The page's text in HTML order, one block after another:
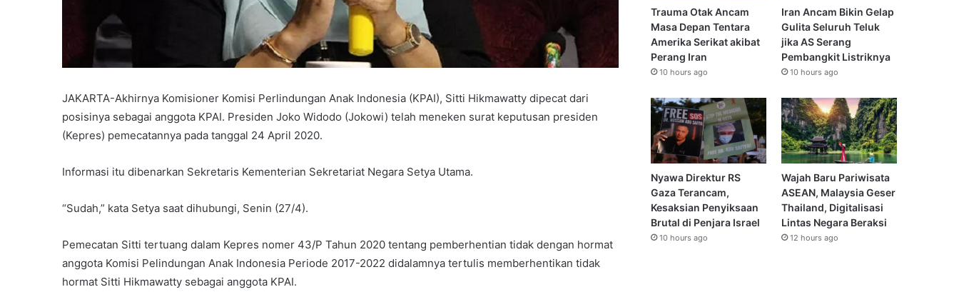
JAKARTA-Akhirnya Komisioner Komisi Perlindungan Anak Indonesia (KPAI), Sitti Hikmawatty dipecat dari
posisinya sebagai anggota KPAI. Presiden Joko Widodo (Jokowi) telah meneken surat keputusan presiden
(Kepres) pemecatannya pada tanggal 24 April 2020.
Informasi itu dibenarkan Sekretaris Kementerian Sekretariat Negara Setya Utama.
“Sudah,” kata Setya saat dihubungi, Senin (27/4).
Pemecatan Sitti tertuang dalam Kepres nomer 43/P Tahun 2020 tentang pemberhentian tidak dengan hormat
anggota Komisi Pelindungan Anak Indonesia Periode 2017-2022 didalamnya tertulis memberhentikan tidak
hormat Sitti Hikmawatty sebagai anggota KPAI.
Trauma Otak Ancam
Masa Depan Tentara
Amerika Serikat akibat
Perang Iran
10 hours ago
Iran Ancam Bikin Gelap
Gulita Seluruh Teluk
jika AS Serang
Pembangkit Listriknya
10 hours ago
Nyawa Direktur RS
Gaza Terancam,
Kesaksian Penyiksaan
Brutal di Penjara Israel
10 hours ago
Wajah Baru Pariwisata
ASEAN, Malaysia Geser
Thailand, Digitalisasi
Lintas Negara Beraksi
12 hours ago